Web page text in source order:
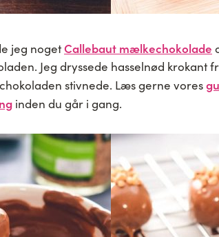
jeg nogetCallebaut mælkechokolade
Jeg dryssede hasselnød krokant
stivnede. Læs gerne vores
inden du går i gang.